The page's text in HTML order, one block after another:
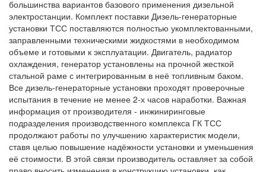
большинства вариантов базового применения дизельной
электростанции. Комплект поставки Дизель-генераторные
установки ТСС поставляются полностью укомплектованными,
заправленными техническими жидкостями в необходимом
объеме и готовыми к эксплуатации. Двигатель, радиатор
охлаждения, генератор установлены на прочной жесткой
стальной раме с интегрированным в неё топливным баком.
Все дизель-генераторные установки проходят проверочные
испытания в течение не менее 2-х часов наработки. Важная
информация от производителя - инжиниринговые
подразделения производственного комплекса ГК ТСС
продолжают работы по улучшению характеристик модели,
ставя целью повышение надёжности установки и уменьшения
её стоимости. В этой связи производитель оставляет за собой